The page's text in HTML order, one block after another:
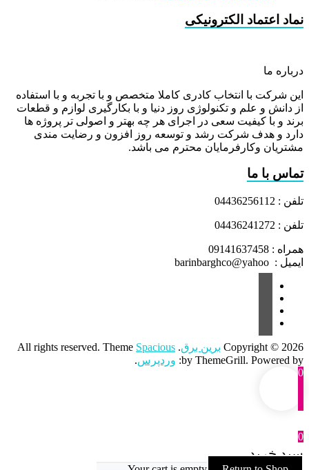
نماد اعتماد الکترونیکی
درباره ما
این شرکت با انتخاب کادری کاملا متخصص و با تجربه و با استفاده
از دانش و علم و تکنولوژی روز دنیا و با بکارگیری لوازم و قطعات
برند و با کیفیت سعی در اجرای هر چه بهتر و اصولی تر پروژه ها
دارد و هدف شرکت رشد و توسعه روز افزون و رضایت مندی
مشتریان وکارفرمایان محترم می باشد.
تماس با ما
تلفن : 04436256112
تلفن : 04436241272
همراه : 09141637458
ایمیل : barinbarghco@yahoo
Copyright © 2026 برین برق. All rights reserved. Theme
Spacious
by ThemeGrill. Powered by: وردپرس.
0
0
سبد خرید